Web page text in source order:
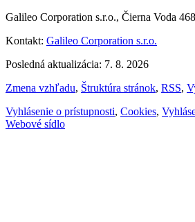
Galileo Corporation s.r.o., Čierna Voda
Kontakt: Galileo Corporation s.r.o.
Posledná aktualizácia: 7. 8. 2026
Zmena vzhľadu, Štruktúra stránok, RSS,
Vyhlásenie o prístupnosti, Cookies,
Webové sídlo